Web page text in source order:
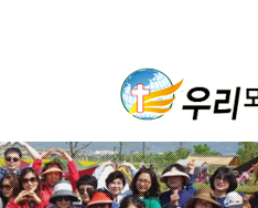
S
u
b